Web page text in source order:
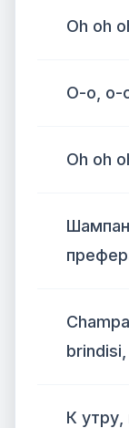
Oh oh
О-о, о-
Oh oh
К утру,